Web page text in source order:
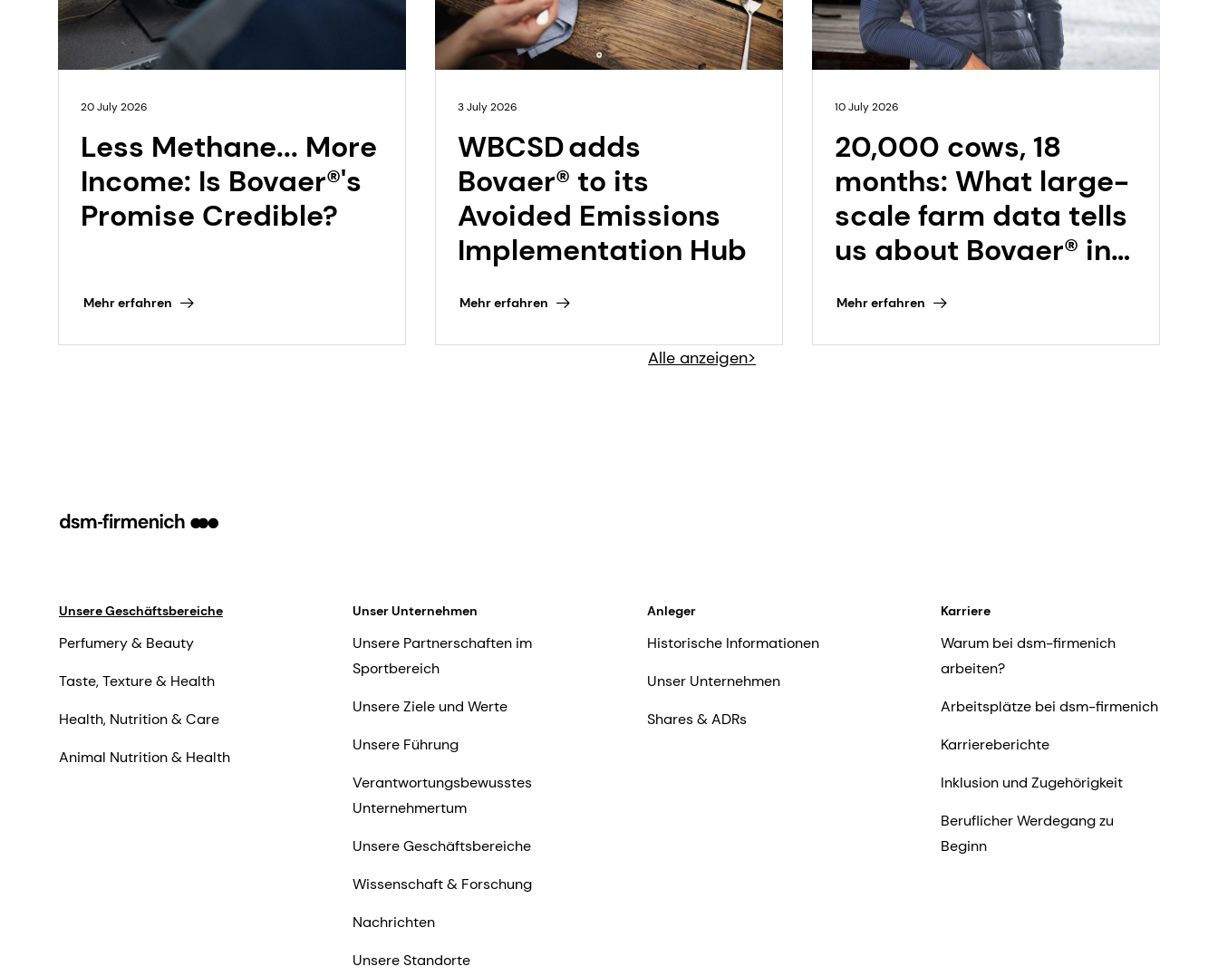
20 July 2026
Less Methane... More
Income: Is Bovaer®'s
Promise Credible?
Mehr erfahren
3 July 2026
WBCSD adds
Bovaer® to its
Avoided Emissions
Implementation Hub
Mehr erfahren
10 July 2026
20,000 cows, 18
months: What large-
scale farm data tells
us about Bovaer® in
dsm-firmenich
Mehr erfahren
Alle anzeigen>
Unsere Geschäftsbereiche
Perfumery & Beauty
Taste, Texture & Health
Health, Nutrition & Care
Animal Nutrition & Health
Unser Unternehmen
Unsere Partnerschaften im
Sportbereich
Unsere Ziele und Werte
Unsere Führung
Verantwortungsbewusstes
Unternehmertum
Unsere Geschäftsbereiche
Wissenschaft & Forschung
Nachrichten
Unsere Standorte
Anleger
Historische Informationen
Unser Unternehmen
Shares & ADRs
Karriere
Warum bei dsm-firmenich
arbeiten?
Arbeitsplätze bei dsm-firmenich
Karriereberichte
Inklusion und Zugehörigkeit
Beruflicher Werdegang zu
Beginn